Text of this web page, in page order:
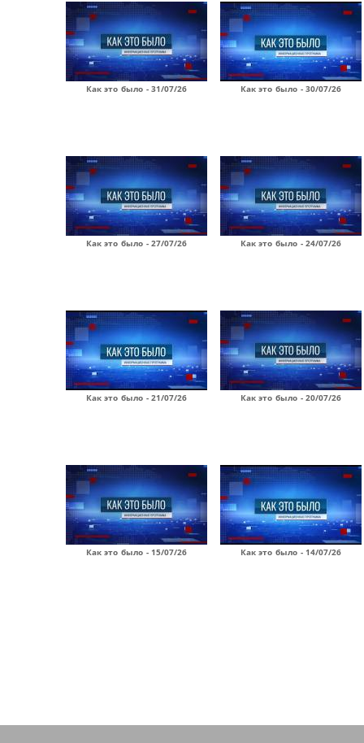
Как это было - 31/07/26 Как это было - 30/07/26
Как это было - 27/07/26 Как это было - 24/07/26
Как это было - 21/07/26 Как это было - 20/07/26
Как это было - 15/07/26 Как это было - 14/07/26